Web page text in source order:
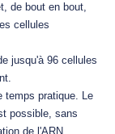
de bout en bout,
cellules
jusqu'à 96 cellules
temps pratique. Le
possible, sans
de l'ARN.